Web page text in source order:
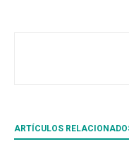
ARTÍCULOS